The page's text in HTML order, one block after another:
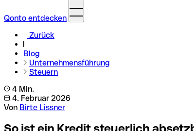
Qonto entdecken
Zurück
Blog
Unternehmensführung
Steuern
4 Min.
4. Februar 2026
Von Birte Lissner
So ist ein Kredit steuerlich